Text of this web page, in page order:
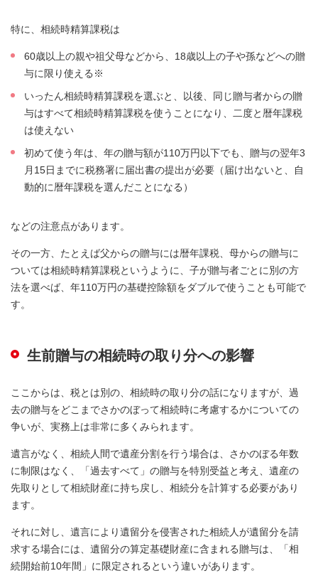
特に、相続時精算課税は
60歳以上の親や祖父母などから、18歳以上の子や孫などへの贈
与に限り使える※
いったん相続時精算課税を選ぶと、以後、同じ贈与者からの贈
与はすべて相続時精算課税を使うことになり、二度と暦年課税
は使えない
初めて使う年は、年の贈与額が110万円以下でも、贈与の翌年3
月15日までに税務署に届出書の提出が必要（届け出ないと、自
動的に暦年課税を選んだことになる）
などの注意点があります。
その一方、たとえば父からの贈与には暦年課税、母からの贈与に
ついては相続時精算課税というように、子が贈与者ごとに別の方
法を選べば、年110万円の基礎控除額をダブルで使うことも可能で
す。
生前贈与の相続時の取り分への影響
ここからは、税とは別の、相続時の取り分の話になりますが、過
去の贈与をどこまでさかのぼって相続時に考慮するかについての
争いが、実務上は非常に多くみられます。
遺言がなく、相続人間で遺産分割を行う場合は、さかのぼる年数
に制限はなく、「過去すべて」の贈与を特別受益と考え、遺産の
先取りとして相続財産に持ち戻し、相続分を計算する必要があり
ます。
それに対し、遺言により遺留分を侵害された相続人が遺留分を請
求する場合には、遺留分の算定基礎財産に含まれる贈与は、「相
続開始前10年間」に限定されるという違いがあります。